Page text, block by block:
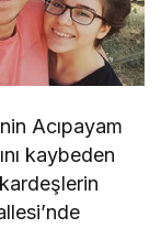
Acıpayam
kaybeden